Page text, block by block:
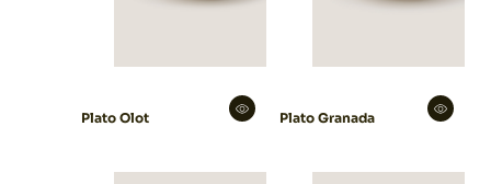
Plato Olot Plato Granada